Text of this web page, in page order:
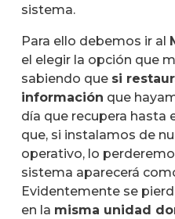
sistema.
Para ello debemos ir al
el elegir la opción que
sabiendo que si
información que
día que recupera hasta
que, si instalamos de
operativo, lo
sistema aparecerá
Evidentemente se
en la misma unidad